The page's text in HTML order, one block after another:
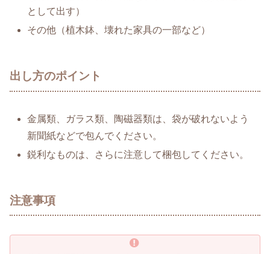
として出す）
その他（植木鉢、壊れた家具の一部など）
出し方のポイント
金属類、ガラス類、陶磁器類は、袋が破れないよう
新聞紙などで包んでください。
鋭利なものは、さらに注意して梱包してください。
注意事項